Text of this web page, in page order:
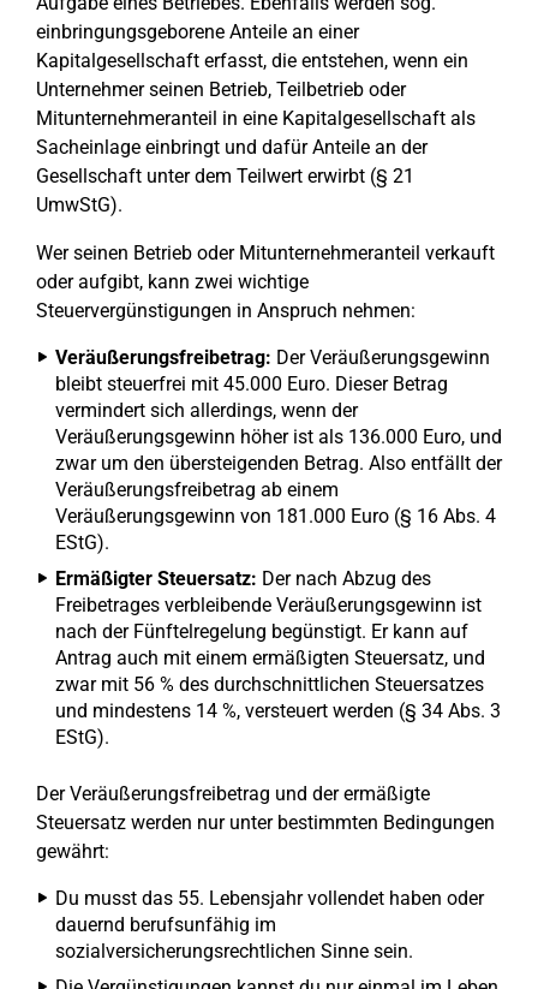
einbringungsgeborene Anteile an einer
Kapitalgesellschaft erfasst, die entstehen, wenn ein
Unternehmer seinen Betrieb, Teilbetrieb oder
Mitunternehmeranteil in eine Kapitalgesellschaft als
Sacheinlage einbringt und dafür Anteile an der
Gesellschaft unter dem Teilwert erwirbt (§ 21
UmwStG).
Wer seinen Betrieb oder Mitunternehmeranteil verkauft
oder aufgibt, kann zwei wichtige
Steuervergünstigungen in Anspruch nehmen:
Veräußerungsfreibetrag: Der Veräußerungsgewinn
bleibt steuerfrei mit 45.000 Euro. Dieser Betrag
vermindert sich allerdings, wenn der
Veräußerungsgewinn höher ist als 136.000 Euro, und
zwar um den übersteigenden Betrag. Also entfällt der
Veräußerungsfreibetrag ab einem
Veräußerungsgewinn von 181.000 Euro (§ 16 Abs. 4
EStG).
Ermäßigter Steuersatz: Der nach Abzug des
Freibetrages verbleibende Veräußerungsgewinn ist
nach der Fünftelregelung begünstigt. Er kann auf
Antrag auch mit einem ermäßigten Steuersatz, und
zwar mit 56 % des durchschnittlichen Steuersatzes
und mindestens 14 %, versteuert werden (§ 34 Abs. 3
EStG).
Der Veräußerungsfreibetrag und der ermäßigte
Steuersatz werden nur unter bestimmten Bedingungen
gewährt:
Du musst das 55. Lebensjahr vollendet haben oder
dauernd berufsunfähig im
sozialversicherungsrechtlichen Sinne sein.